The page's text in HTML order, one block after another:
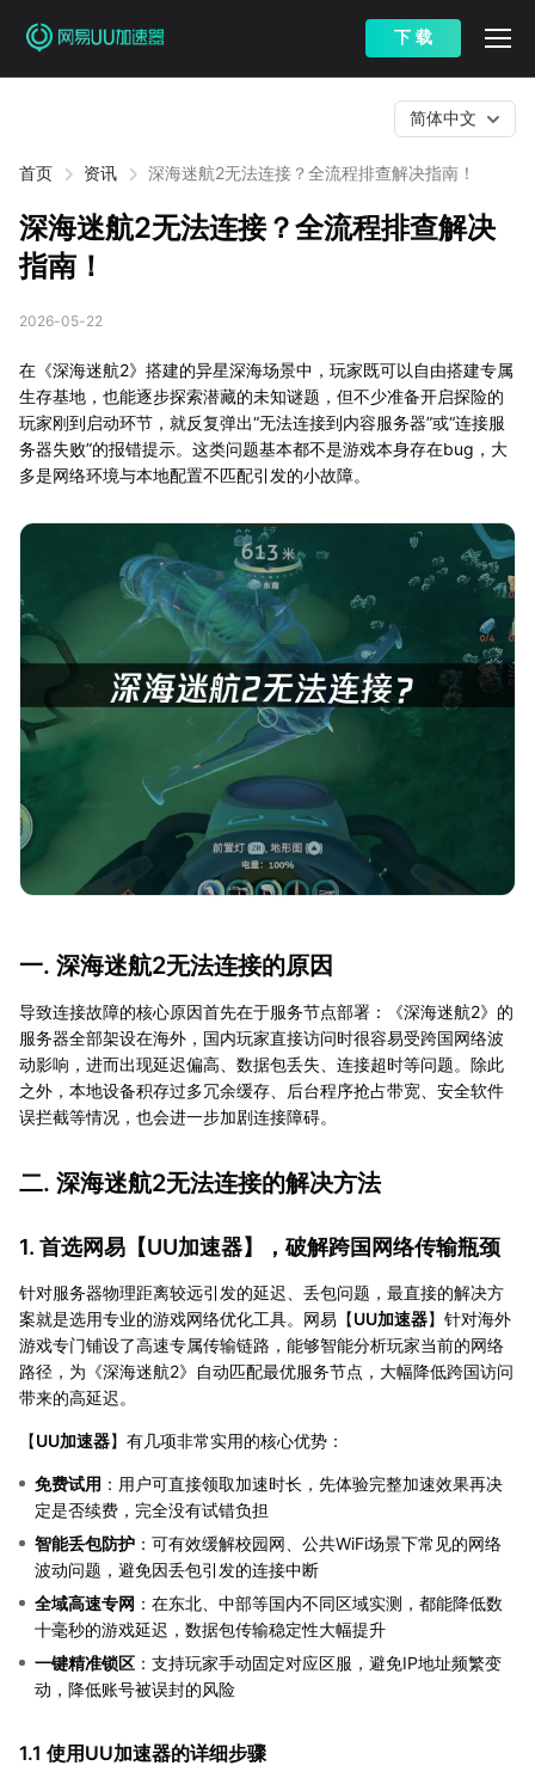
下 载
首页 资讯 深海迷航2无法连接？全流程排查解决指南！
简体中文
深海迷航2无法连接？全流程排查解决
指南！
2026-05-22
在《深海迷航2》搭建的异星深海场景中，玩家既可以自由搭建专属
生存基地，也能逐步探索潜藏的未知谜题，但不少准备开启探险的
玩家刚到启动环节，就反复弹出“无法连接到内容服务器”或“连接服
务器失败”的报错提示。这类问题基本都不是游戏本身存在bug，大
多是网络环境与本地配置不匹配引发的小故障。
一. 深海迷航2无法连接的原因
导致连接故障的核心原因首先在于服务节点部署：《深海迷航2》的
服务器全部架设在海外，国内玩家直接访问时很容易受跨国网络波
动影响，进而出现延迟偏高、数据包丢失、连接超时等问题。除此
之外，本地设备积存过多冗余缓存、后台程序抢占带宽、安全软件
误拦截等情况，也会进一步加剧连接障碍。
二. 深海迷航2无法连接的解决方法
1. 首选网易【UU加速器】，破解跨国网络传输瓶颈
针对服务器物理距离较远引发的延迟、丢包问题，最直接的解决方
案就是选用专业的游戏网络优化工具。网易【UU加速器】针对海外
游戏专门铺设了高速专属传输链路，能够智能分析玩家当前的网络
路径，为《深海迷航2》自动匹配最优服务节点，大幅降低跨国访问
带来的高延迟。
【UU加速器】有几项非常实用的核心优势：
免费试用 ：用户可直接领取加速时长，先体验完整加速效果再决
定是否续费，完全没有试错负担
智能丢包防护 ：可有效缓解校园网、公共WiFi场景下常见的网络
波动问题，避免因丢包引发的连接中断
全域高速专网 ：在东北、中部等国内不同区域实测，都能降低数
十毫秒的游戏延迟，数据包传输稳定性大幅提升
一键精准锁区 ：支持玩家手动固定对应区服，避免IP地址频繁变
动，降低账号被误封的风险
1.1 使用UU加速器的详细步骤